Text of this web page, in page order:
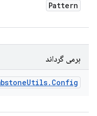
Pattern
برمی گرداند
Utils. Config